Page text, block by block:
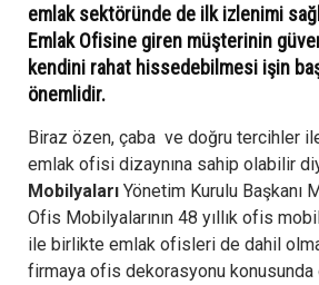
emlak sektöründe de ilk izlenimi
Emlak Ofisine giren müşterinin
kendini rahat hissedebilmesi işin
önemlidir.
Biraz özen, çaba ve doğru tercihler
emlak ofisi dizaynına sahip olabilir
Mobilyaları Yönetim Kurulu Başkanı
Ofis Mobilyalarının 48 yıllık ofis
ile birlikte emlak ofisleri de dahil
firmaya ofis dekorasyonu